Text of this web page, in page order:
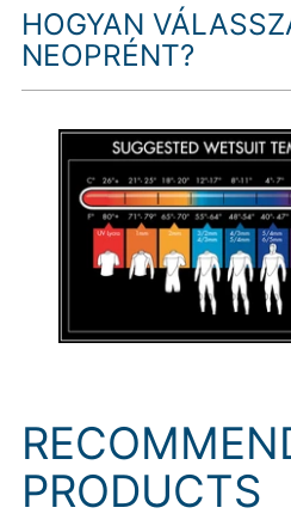
HOGYAN
NEOPRÉNT?
PRODUCTS